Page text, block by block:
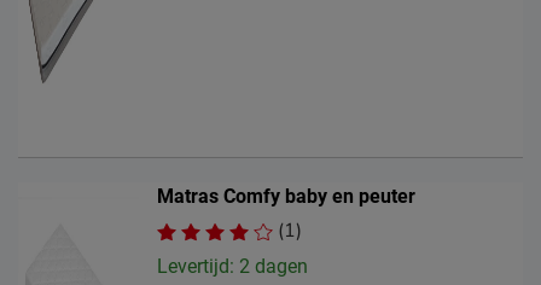
Matras Comfy baby en peuter
(1)
Levertijd: 2 dagen